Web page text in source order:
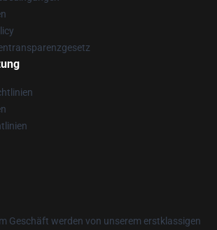
Geschäft werden von unserem erstklassigen